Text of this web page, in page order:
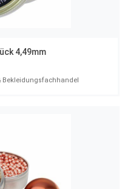
4,49mm
Bekleidungsfachhandel